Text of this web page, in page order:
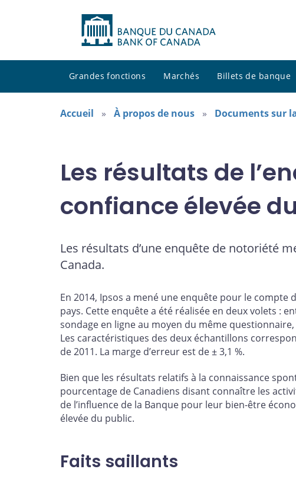
Grandes fonctions Marchés Billets de banque
Accueil À propos de nous Documents sur
Les résultats de
confiance élevée
Les résultats d’une enquête de notoriété
Canada.
En 2014, Ipsos a mené une enquête pour le compte
pays. Cette enquête a été réalisée en deux volets :
sondage en ligne au moyen du même
Les caractéristiques des deux échantillons
de 2011. La marge d’erreur est de ± 3,1 %.
Bien que les résultats relatifs à la connaissance
pourcentage de Canadiens disant connaître les
de l’influence de la Banque pour leur bien-être
élevée du public.
Faits saillants